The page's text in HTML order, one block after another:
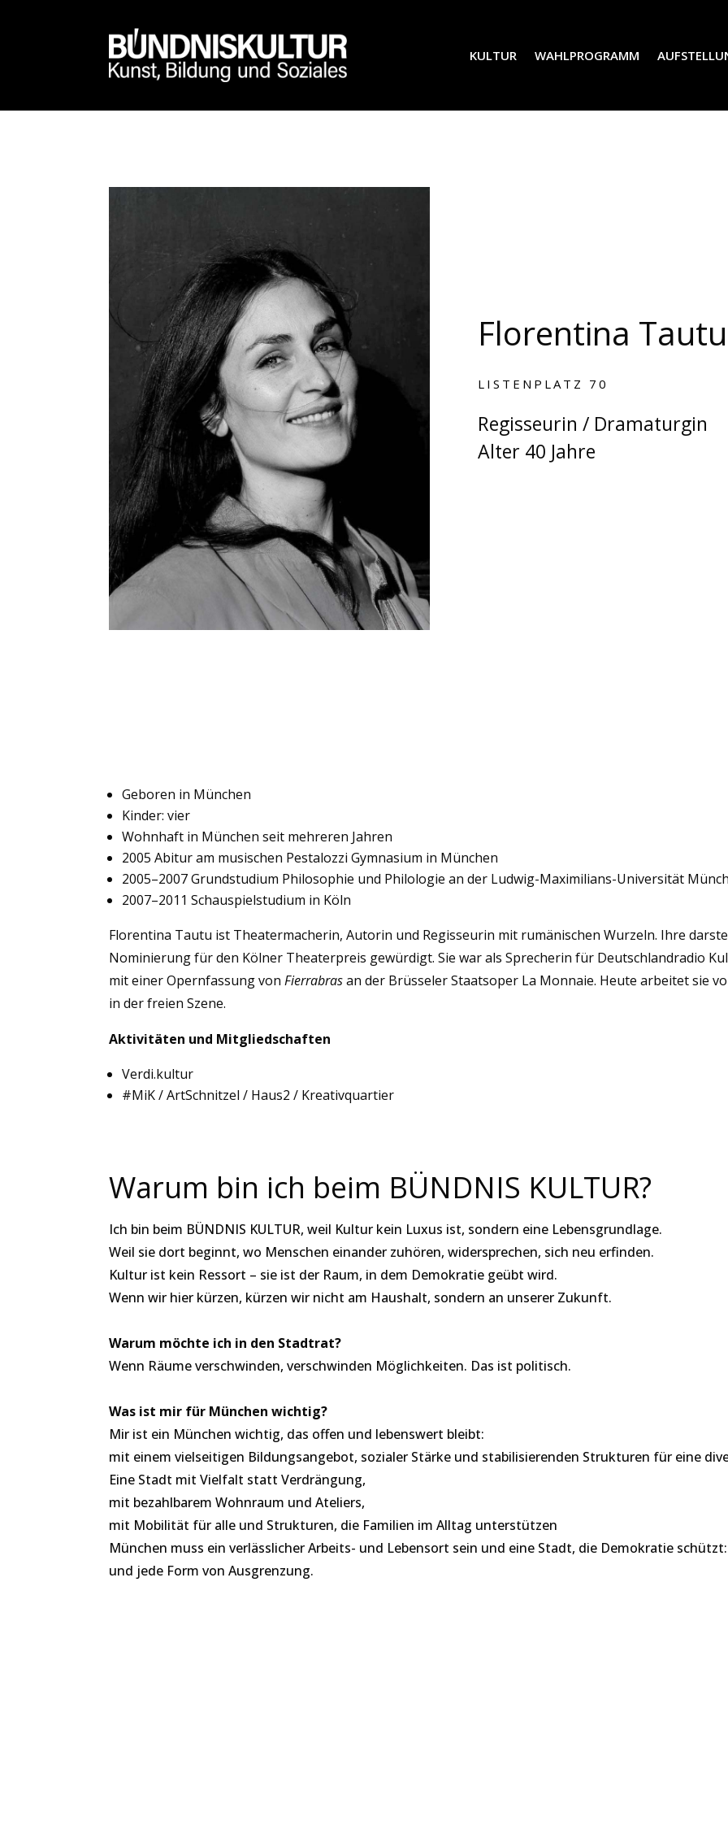
KULTUR WAHLPROGRAMM
Florentina Tautu
LISTENPLATZ 70
Regisseurin / Dramaturgin
Alter 40 Jahre
Geboren in München
Kinder: vier
Wohnhaft in München seit mehreren Jahren
2005 Abitur am musischen Pestalozzi Gymnasium in München
2005–2007 Grundstudium Philosophie und Philologie an der Ludwig-Maximilians-Universität
2007–2011 Schauspielstudium in Köln
Florentina Tautu ist Theatermacherin, Autorin und Regisseurin mit rumänischen Wurzeln. Ihre
Nominierung für den Kölner Theaterpreis gewürdigt. Sie war als Sprecherin für Deutschlandradio
mit einer Opernfassung vonFierrabrasan der Brüsseler Staatsoper La Monnaie. Heute arbeitet sie
in der freien Szene.
Aktivitäten und Mitgliedschaften
Verdi.kultur
#MiK / ArtSchnitzel / Haus2 / Kreativquartier
Warum bin ich beim BÜNDNIS KULTUR?
Ich bin beim BÜNDNIS KULTUR, weil Kultur kein Luxus ist, sondern eine Lebensgrundlage.
Weil sie dort beginnt, wo Menschen einander zuhören, widersprechen, sich neu erfinden.
Kultur ist kein Ressort – sie ist der Raum, in dem Demokratie geübt wird.
Wenn wir hier kürzen, kürzen wir nicht am Haushalt, sondern an unserer Zukunft.
Warum möchte ich in den Stadtrat?
Wenn Räume verschwinden, verschwinden Möglichkeiten. Das ist politisch.
Was ist mir für München wichtig?
Mir ist ein München wichtig, das offen und lebenswert bleibt:
mit einem vielseitigen Bildungsangebot, sozialer Stärke und stabilisierenden Strukturen für eine
Eine Stadt mit Vielfalt statt Verdrängung,
mit bezahlbarem Wohnraum und Ateliers,
mit Mobilität für alle und Strukturen, die Familien im Alltag unterstützen
München muss ein verlässlicher Arbeits- und Lebensort sein und eine Stadt, die Demokratie
und jede Form von Ausgrenzung.